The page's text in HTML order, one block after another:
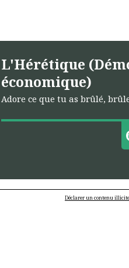
L'Hérétique
économique)
Adore ce que tu as brûlé,
Déclarer un contenu illicite